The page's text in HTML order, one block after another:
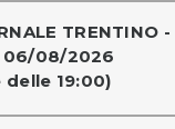
TRENTINO -
06/08/2026
delle 19:00)